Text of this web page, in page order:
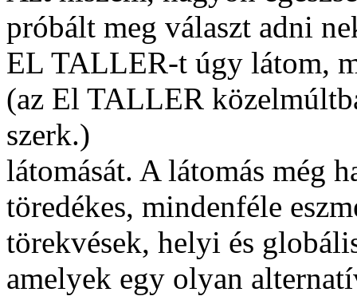
próbált meg választ adni
EL TALLER-t úgy látom,
(az El TALLER
szerk.)
látomását. A látomás még
töredékes, mindenféle
törekvések, helyi és
amelyek egy olyan